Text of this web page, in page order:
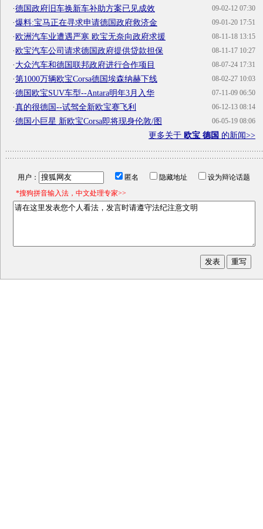
09-02-12 07:30
·德国政府旧车换新车补助方案已见成效
09-01-20 17:51
·爆料:宝马正在寻求申请德国政府救济金
08-11-18 13:15
·欧洲汽车业遭遇严寒 欧宝无奈向政府求援
08-11-17 10:27
·欧宝汽车公司请求德国政府提供贷款担保
08-07-24 17:31
·大众汽车和德国联邦政府进行合作项目
08-02-27 10:03
·第1000万辆欧宝Corsa德国埃森纳赫下线
07-11-09 06:50
·德国欧宝SUV车型--Antara明年3月入华
06-12-13 08:14
·真的很德国--试驾全新欧宝赛飞利
06-05-19 08:06
·德国小巨星 新欧宝Corsa即将现身伦敦/图
更多关于 欧宝 德国 的新闻>>
用户： 匿名 隐藏地址
设为辩论话题
*搜狗拼音输入法，中文处理专家>>